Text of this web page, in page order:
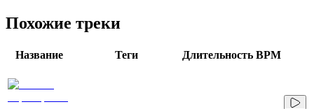
Похожие треки
Название Теги Длительность BPM